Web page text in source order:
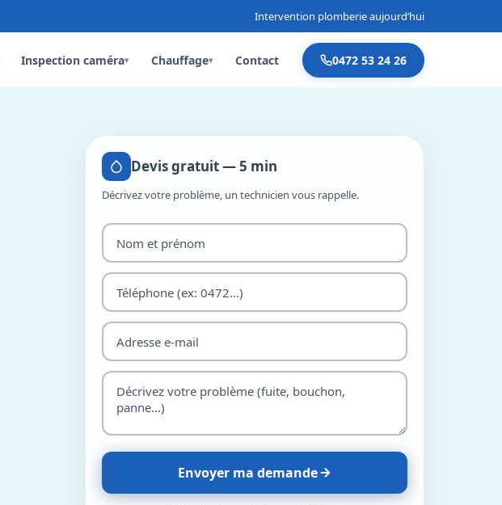
Intervention plomberie aujourd’hui
Inspection caméra▾ Chauffage▾ Contact 0472 53 24 26
Devis gratuit — 5 min
Décrivez votre problème, un technicien vous rappelle.
Envoyer ma demande